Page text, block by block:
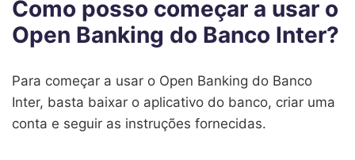
Como posso começar a usar o
Open Banking do Banco Inter?
Para começar a usar o Open Banking do Banco
Inter, basta baixar o aplicativo do banco, criar uma
conta e seguir as instruções fornecidas.